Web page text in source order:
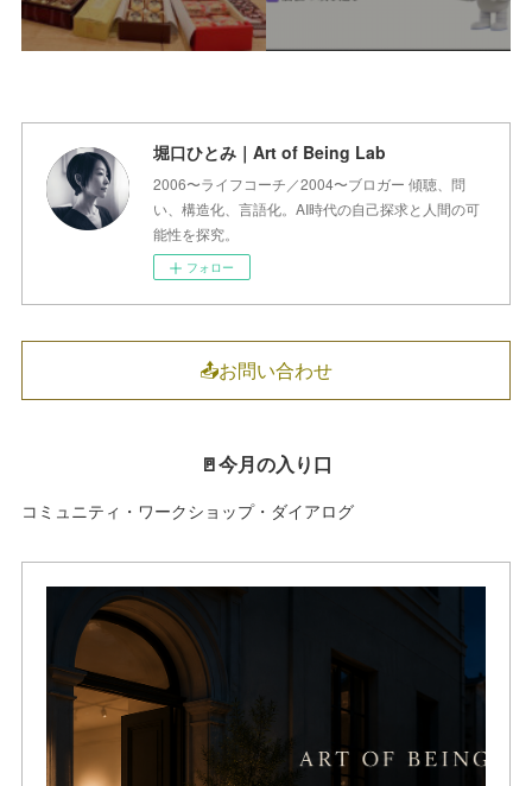
堀口ひとみ｜Art of Being Lab
2006〜ライフコーチ／2004〜ブロガー 傾聴、問
い、構造化、言語化。AI時代の自己探求と人間の可
能性を探究。
フォロー
📤お問い合わせ
🚪今月の入り口
コミュニティ・ワークショップ・ダイアログ